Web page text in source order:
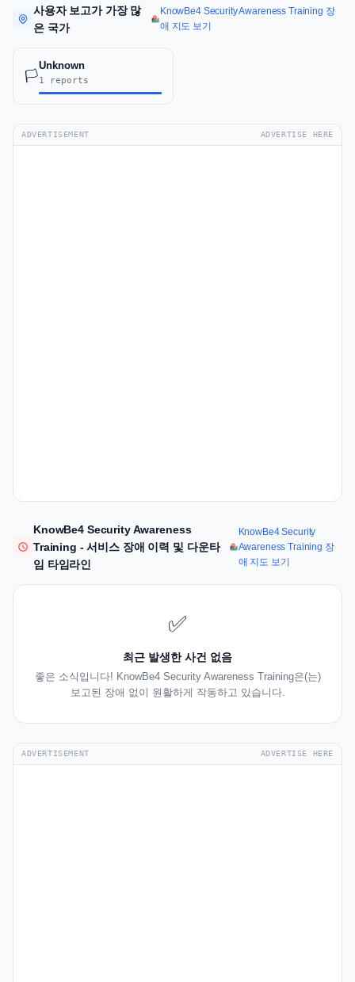
사용자 보고가 가장 많
은 국가
KnowBe4 Security Awareness Training 장
애 지도 보기
🏳️
Unknown
1 reports
ADVERTISEMENT ADVERTISE HERE
KnowBe4 Security Awareness
Training - 서비스 장애 이력 및 다운타
임 타임라인
KnowBe4 Security
Awareness Training 장
애 지도 보기
✅
최근 발생한 사건 없음
좋은 소식입니다! KnowBe4 Security Awareness Training은(는)
보고된 장애 없이 원활하게 작동하고 있습니다.
ADVERTISEMENT ADVERTISE HERE